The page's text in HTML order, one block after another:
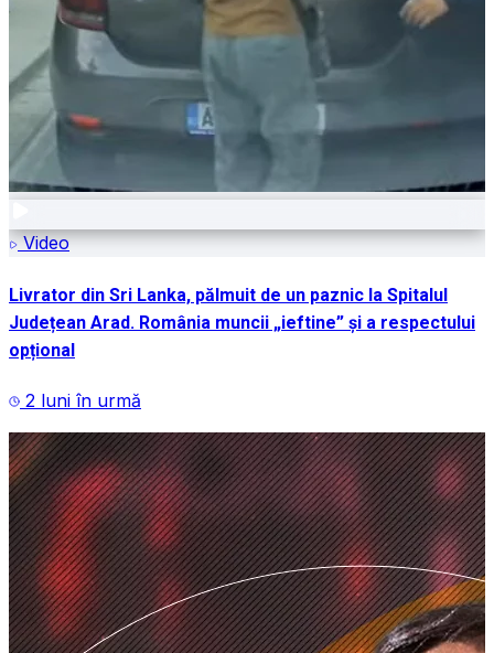
Video
Livrator din Sri Lanka, pălmuit de un paznic la Spitalul
Județean Arad. România muncii „ieftine” și a respectului
opțional
2 luni în urmă